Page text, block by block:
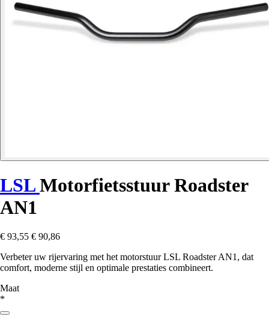
LSLMotorfietsstuur Roadster
AN1
€ 93,55 € 90,86
Verbeter uw rijervaring met het motorstuur LSL Roadster AN1, dat
comfort, moderne stijl en optimale prestaties combineert.
Maat
*